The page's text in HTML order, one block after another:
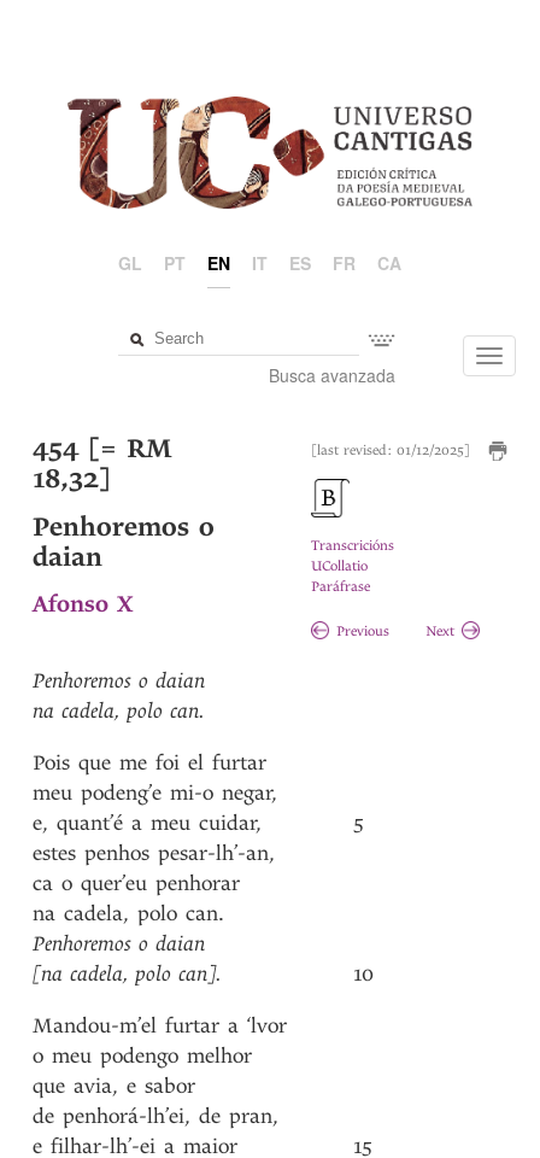
GL PT EN IT ES FR CA
Busca avanzada
[last revised: 01/12/2025]
Transcricións
UCollatio
Paráfrase
Previous Next
454 [= RM
18,32]
Penhoremos o
daian
Afonso X
Penhoremos o daian
na cadela, polo can.
Pois que me foi el furtar
meu podeng’e mi-o negar,
e, quant’é a meu cuidar,
estes penhos pesar-lh’-an,
ca o quer’eu penhorar
na cadela, polo can.
Penhoremos o daian
[na cadela, polo can].
Mandou-m’el furtar a ‘lvor
o meu podengo melhor
que avia, e sabor
de penhorá-lh’ei, de pran,
e filhar-lh’-ei a maior
5
10
15